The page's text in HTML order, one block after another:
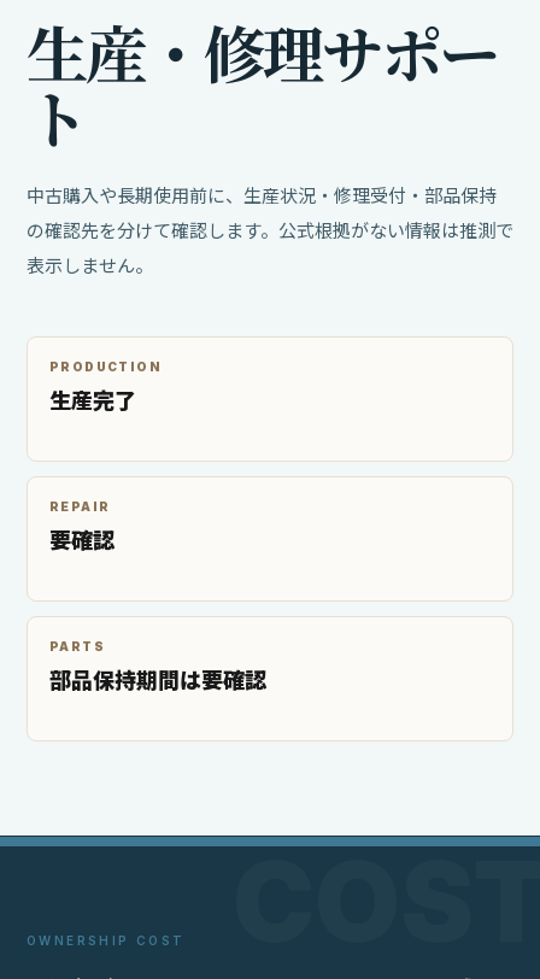
生産・ 修理サポー
ト
中古購入や長期使用前に、生産状況・修理受付・部品保持
の確認先を分けて確認します。公式根拠がない情報は推測で
表示しません。
PRODUCTION
生産完了
REPAIR
要確認
PARTS
部品保持期間は要確認
OWNERSHIP COST